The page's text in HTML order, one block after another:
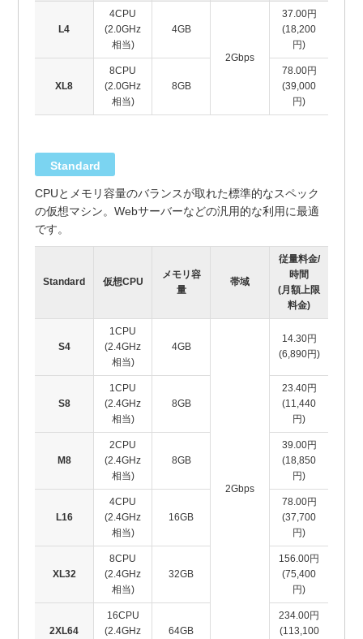
L4
4CPU
(2.0GHz
相当)
4GB
2Gbps
37.00円
(18,200
円)
XL8
8CPU
(2.0GHz
相当)
8GB
78.00円
(39,000
円)
Standard
CPUとメモリ容量のバランスが取れた標準的なスペック
の仮想マシン。Webサーバーなどの汎用的な利用に最適
です。
Standard 仮想CPU
メモリ容
量
帯域
従量料金/
時間
(月額上限
料金)
S4
1CPU
(2.4GHz
相当)
4GB
2Gbps
14.30円
(6,890円)
S8
1CPU
(2.4GHz
相当)
8GB
23.40円
(11,440
円)
M8
2CPU
(2.4GHz
相当)
8GB
39.00円
(18,850
円)
L16
4CPU
(2.4GHz
相当)
16GB
78.00円
(37,700
円)
XL32
8CPU
(2.4GHz
相当)
32GB
156.00円
(75,400
円)
2XL64
16CPU
(2.4GHz
64GB
234.00円
(113,100